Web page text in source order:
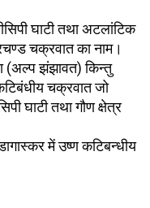
घाटी तथा अटलांटिक
चक्रवात का नाम।
(अल्प झंझावत) किन्तु
चक्रवात जो
घाटी तथा गौण क्षेत्र
में उष्ण कटिबन्धीय